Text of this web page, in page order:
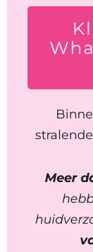
Meer